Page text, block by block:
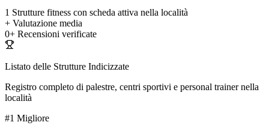
1 Strutture fitness con scheda attiva nella località
+ Valutazione media
0+ Recensioni verificate
Listato delle Strutture Indicizzate
Registro completo di palestre, centri sportivi e personal trainer nella
località
#1 Migliore